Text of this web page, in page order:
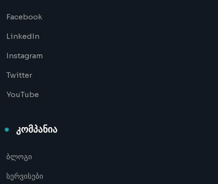
Facebook
LinkedIn
Instagram
Twitter
YouTube
კომპანია
ბლოგი
სერვისები